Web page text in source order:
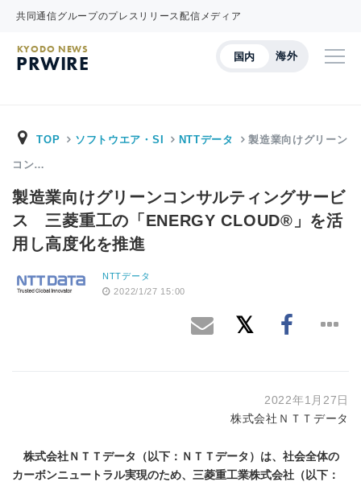
共同通信グループのプレスリリース配信メディア
国内 海外
KYODO NEWS
PRWIRE
TOP ソフトウエア・SI NTTデータ 製造業向けグリーン
コン…
製造業向けグリーンコンサルティングサービ
ス 三菱重工の「ENERGY CLOUD®」を活
用し高度化を推進
NTTデータ
2022/1/27 15:00
2022年1月27日
株式会社ＮＴＴデータ
株式会社ＮＴＴデータ（以下：ＮＴＴデータ）は、社会全体の
カーボンニュートラル実現のため、三菱重工業株式会社（以下：